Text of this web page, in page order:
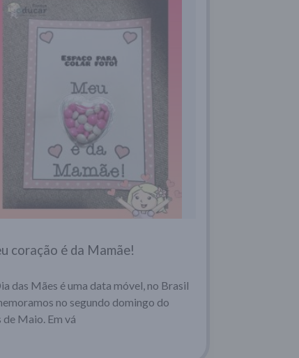
coração é da Mamãe!
das Mães é uma data móvel, no Brasil
no segundo domingo do
de Maio. Em vá